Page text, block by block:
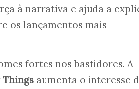
à narrativa e ajuda a
os lançamentos mais
fortes nos bastidores. A
Things aumenta o interesse